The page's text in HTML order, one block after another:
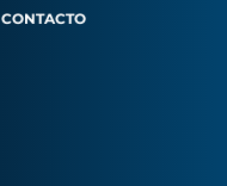
CONTACTO